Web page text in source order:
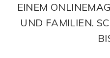
EINEM
UND FAMILIEN.